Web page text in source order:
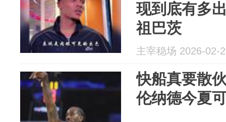
现到底有多
祖巴茨
主宰稳场 2026-02-
快船真要散
伦纳德今夏